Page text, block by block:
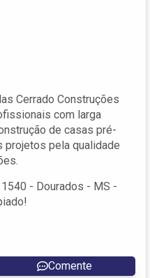
Cerrado Construções
com larga
de casas pré-
projetos pela qualidade
- Dourados - MS -
Comente